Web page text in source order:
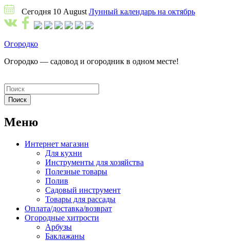
Сегодня 10 August Лунный календарь на октябрь
Огородко
Огородко — садовод и огородник в одном месте!
Меню
Интернет магазин
Для кухни
Инструменты для хозяйства
Полезные товары
Полив
Садовый инструмент
Товары для рассады
Оплата/доставка/возврат
Огородные хитрости
Арбузы
Баклажаны